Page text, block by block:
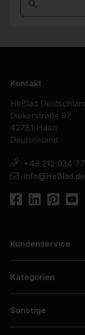
Kontakt
HeBlad
Diekerstraße 97
42781 Haan
Deutschland
+49 212 934
info@HeBlad.de
Kundenservice
Kategorien
Sonstige